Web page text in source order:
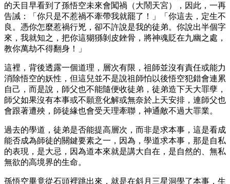
的天目早看到了孫悟空未來會闖禍（大鬧天宮），因此，一再
告誡：「你只是不惹禍不牽帶我就罷了！」「你這去，定生不
良。憑你怎麼惹禍行兇，卻不許說是我的徒弟。你說出半個字
來，我就知之，把你這猢猻剝皮銼骨，將神魂貶在九幽之處，
教你萬劫不得翻身！」
這裡，背後透露一個道理，層次有限，祖師並沒有責任或能力
消除悟空的妖性，但這兒並不是說祖師怕以後悟空犯錯會連累
自己，而是說，師父也不能隨便收徒弟，徒弟造下天大罪孽，
師父如果沒有本事或不願意化解或無奈於上天安排，連師父也
會跟著遭殃，師徒緣也會受天理牽聯，神通敵不過大罪業。
過去的學道，徒弟是否能提高層次，而非是求本事，這是看成
能否成為師徒的關鍵要素之一，因為，學道求本事，那是自私
的表現，是大忌，因為道本來就是講大自在，是自然的、無私
無欲的高境界的生命。
孫悟空畢竟從石頭裡跳出來，就是在斜月三星洞學了本事，生